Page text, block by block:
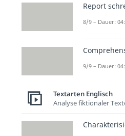
Report
8/9 – Dauer:
9/9 – Dauer:
Textarten Englisch
Analyse fiktionaler